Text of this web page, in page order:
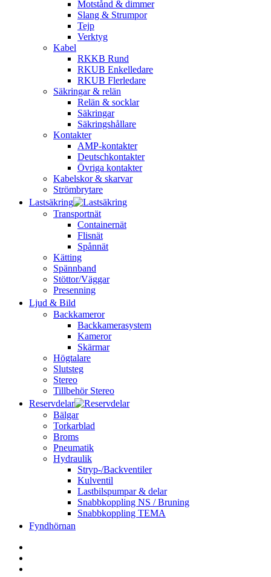
Motstånd & dimmer
Slang & Strumpor
Tejp
Verktyg
Kabel
RKKB Rund
RKUB Enkelledare
RKUB Flerledare
Säkringar & relän
Relän & socklar
Säkringar
Säkringshållare
Kontakter
AMP-kontakter
Deutschkontakter
Övriga kontakter
Kabelskor & skarvar
Strömbrytare
Lastsäkring
Transportnät
Containernät
Flisnät
Spånnät
Kätting
Spännband
Stöttor/Väggar
Presenning
Ljud & Bild
Backkameror
Backkamerasystem
Kameror
Skärmar
Högtalare
Slutsteg
Stereo
Tillbehör Stereo
Reservdelar
Bälgar
Torkarblad
Broms
Pneumatik
Hydraulik
Stryp-/Backventiler
Kulventil
Lastbilspumpar & delar
Snabbkoppling NS / Bruning
Snabbkoppling TEMA
Fyndhörnan